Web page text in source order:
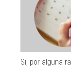
Si, por alguna